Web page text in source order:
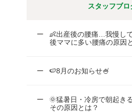
スタッフブロ
👶出産後の腰痛…我慢し
後ママに多い腰痛の原因
🍉8月のお知らせ🍧
🌞猛暑日・冷房で朝起き
その原因とは？